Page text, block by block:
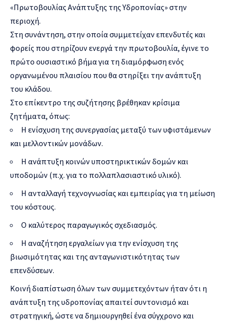
«Πρωτοβουλίας Ανάπτυξης της Υδροπονίας» στην
περιοχή.
Στη συνάντηση, στην οποία συμμετείχαν επενδυτές και
φορείς που στηρίζουν ενεργά την πρωτοβουλία, έγινε το
πρώτο ουσιαστικό βήμα για τη διαμόρφωση ενός
οργανωμένου πλαισίου που θα στηρίξει την ανάπτυξη
του κλάδου.
Στο επίκεντρο της συζήτησης βρέθηκαν κρίσιμα
ζητήματα, όπως:
Η ενίσχυση της συνεργασίας μεταξύ των υφιστάμενων
και μελλοντικών μονάδων.
Η ανάπτυξη κοινών υποστηρικτικών δομών και
υποδομών (π.χ. για το πολλαπλασιαστικό υλικό).
Η ανταλλαγή τεχνογνωσίας και εμπειρίας για τη μείωση
του κόστους.
Ο καλύτερος παραγωγικός σχεδιασμός.
Η αναζήτηση εργαλείων για την ενίσχυση της
βιωσιμότητας και της ανταγωνιστικότητας των
επενδύσεων.
Κοινή διαπίστωση όλων των συμμετεχόντων ήταν ότι η
ανάπτυξη της υδροπονίας απαιτεί συντονισμό και
στρατηγική, ώστε να δημιουργηθεί ένα σύγχρονο και